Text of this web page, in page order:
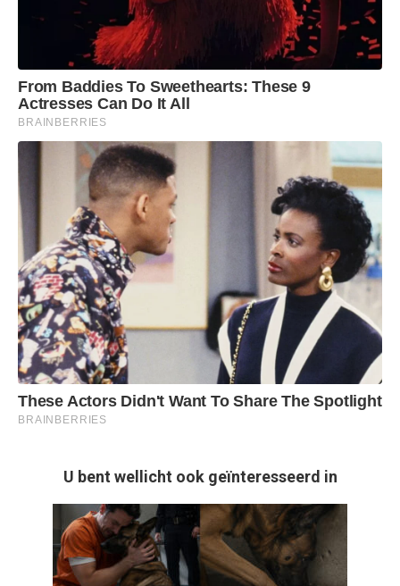
U bent wellicht ook geïnteresseerd in